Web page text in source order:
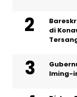
di
Iming-